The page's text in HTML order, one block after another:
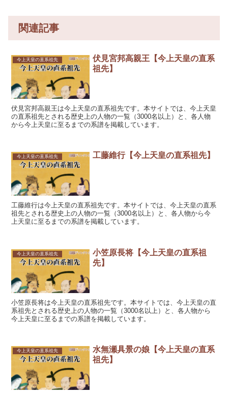
関連記事
今上天皇の直系祖先
伏見宮邦高親王【今上天皇の直系
祖先】
伏見宮邦高親王は今上天皇の直系祖先です。本サイトでは、今上天皇
の直系祖先とされる歴史上の人物の一覧（3000名以上）と、各人物
から今上天皇に至るまでの系譜を掲載しています。
今上天皇の直系祖先 工藤維行【今上天皇の直系祖先】
工藤維行は今上天皇の直系祖先です。本サイトでは、今上天皇の直系
祖先とされる歴史上の人物の一覧（3000名以上）と、各人物から今
上天皇に至るまでの系譜を掲載しています。
今上天皇の直系祖先
小笠原長将【今上天皇の直系祖
先】
小笠原長将は今上天皇の直系祖先です。本サイトでは、今上天皇の直
系祖先とされる歴史上の人物の一覧（3000名以上）と、各人物から
今上天皇に至るまでの系譜を掲載しています。
今上天皇の直系祖先
水無瀬具景の娘【今上天皇の直系
祖先】